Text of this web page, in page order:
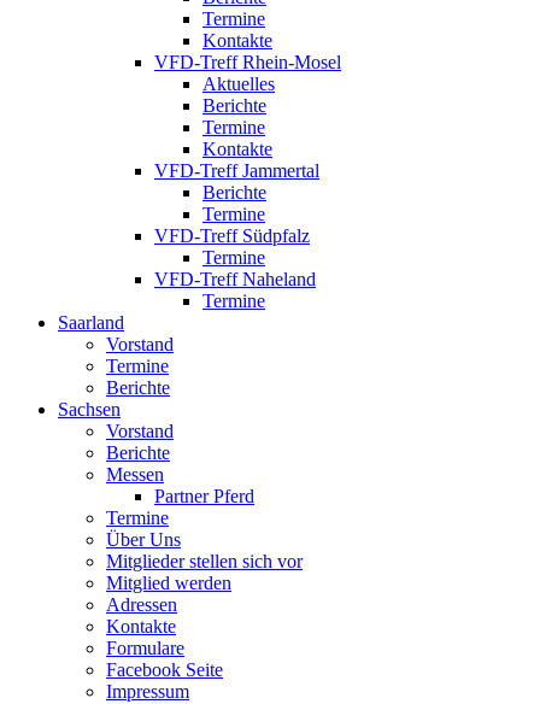
Termine
Kontakte
VFD-Treff Rhein-Mosel
Aktuelles
Berichte
Termine
Kontakte
VFD-Treff Jammertal
Berichte
Termine
VFD-Treff Südpfalz
Termine
VFD-Treff Naheland
Termine
Saarland
Vorstand
Termine
Berichte
Sachsen
Vorstand
Berichte
Messen
Partner Pferd
Termine
Über Uns
Mitglieder stellen sich vor
Mitglied werden
Adressen
Kontakte
Formulare
Facebook Seite
Impressum